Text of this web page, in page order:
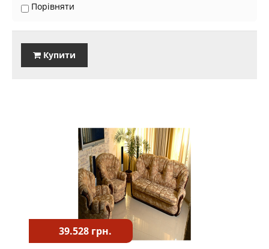
Порівняти
Купити
39.528 грн.